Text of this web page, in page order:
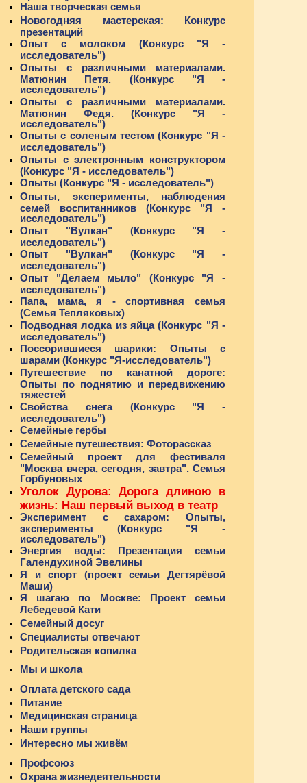
Наша творческая семья
Новогодняя мастерская: Конкурс
презентаций
Опыт с молоком (Конкурс "Я -
исследователь")
Опыты с различными материалами.
Матюнин Петя. (Конкурс "Я -
исследователь")
Опыты с различными материалами.
Матюнин Федя. (Конкурс "Я -
исследователь")
Опыты с соленым тестом (Конкурс "Я -
исследователь")
Опыты с электронным конструктором
(Конкурс "Я - исследователь")
Опыты (Конкурс "Я - исследователь")
Опыты, эксперименты, наблюдения
семей воспитанников (Конкурс "Я -
исследователь")
Опыт "Вулкан" (Конкурс "Я -
исследователь")
Опыт "Вулкан" (Конкурс "Я -
исследователь")
Опыт "Делаем мыло" (Конкурс "Я -
исследователь")
Папа, мама, я - спортивная семья
(Семья Тепляковых)
Подводная лодка из яйца (Конкурс "Я -
исследователь")
Поссорившиеся шарики: Опыты с
шарами (Конкурс "Я-исследователь")
Путешествие по канатной дороге:
Опыты по поднятию и передвижению
тяжестей
Свойства снега (Конкурс "Я -
исследователь")
Семейные гербы
Семейные путешествия: Фоторассказ
Семейный проект для фестиваля
"Москва вчера, сегодня, завтра". Семья
Горбуновых
Уголок Дурова: Дорога длиною в
жизнь: Наш первый выход в театр
Эксперимент с сахаром: Опыты,
эксперименты (Конкурс "Я -
исследователь")
Энергия воды: Презентация семьи
Галендухиной Эвелины
Я и спорт (проект семьи Дегтярёвой
Маши)
Я шагаю по Москве: Проект семьи
Лебедевой Кати
Семейный досуг
Специалисты отвечают
Родительская копилка
Мы и школа
Оплата детского сада
Питание
Медицинская страница
Наши группы
Интересно мы живём
Профсоюз
Охрана жизнедеятельности